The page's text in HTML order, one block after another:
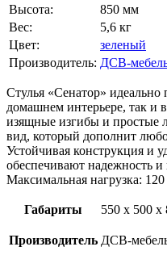
Высота:
850 мм
Вес:
5,6 кг
Цвет:
зеленый
Производитель: ДСВ-
Стулья «Сенатор» идеально
домашнем интерьере, так и
изящные изгибы и простые
вид, который дополнит
Устойчивая конструкция и
обеспечивают надежность и
Максимальная нагрузка: 120
Габариты 550 x 500 x
Производитель ДСВ-